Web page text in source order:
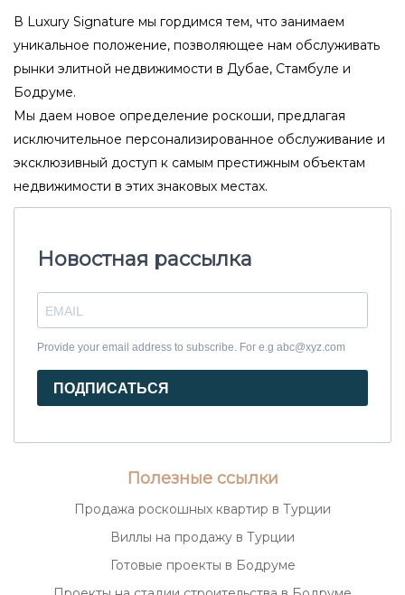
В Luxury Signature мы гордимся тем, что занимаем
уникальное положение, позволяющее нам обслуживать
рынки элитной недвижимости в Дубае, Стамбуле и
Бодруме.
Мы даем новое определение роскоши, предлагая
исключительное персонализированное обслуживание и
эксклюзивный доступ к самым престижным объектам
недвижимости в этих знаковых местах.
Новостная рассылка
Provide your email address to subscribe. For e.g abc@xyz.com
ПОДПИСАТЬСЯ
Полезные ссылки
Продажа роскошных квартир в Турции
Виллы на продажу в Турции
Готовые проекты в Бодруме